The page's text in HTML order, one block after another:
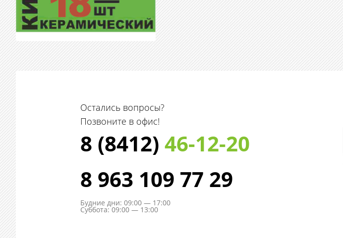
Остались вопросы?
Позвоните в офис!
8 (8412) 46-12-20
8 963 109 77 29
Будние дни: 09:00 — 17:00
Суббота: 09:00 — 13:00